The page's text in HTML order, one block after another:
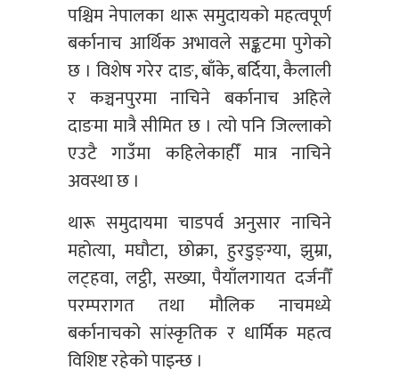
पश्चिम नेपालका थारू समुदायको महत्वपूर्ण
बर्कानाच आर्थिक अभावले सङ्कटमा पुगेको
छ । विशेष गरेर दाङ, बाँके, बर्दिया, कैलाली
र कञ्चनपुरमा नाचिने बर्कानाच अहिले
दाङमा मात्रै सीमित छ । त्यो पनि जिल्लाको
एउटै गाउँमा कहिलेकाहीँ मात्र नाचिने
अवस्था छ ।
थारू समुदायमा चाडपर्व अनुसार नाचिने
महोत्या, मघौटा, छोक्रा, हुरडुङ्ग्या, झुम्रा,
लट्हवा, लट्ठी, सख्या, पैयाँलगायत दर्जनौँ
परम्परागत तथा मौलिक नाचमध्ये
बर्कानाचको सांस्कृतिक र धार्मिक महत्व
विशिष्ट रहेको पाइन्छ ।